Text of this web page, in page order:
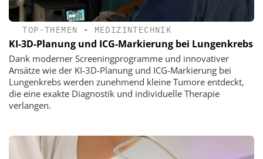
TOP-THEMEN • MEDIZINTECHNIK
KI-3D-Planung und ICG-Markierung bei Lungenkrebs
Dank moderner Screeningprogramme und innovativer
Ansätze wie der KI-3D-Planung und ICG-Markierung bei
Lungenkrebs werden zunehmend kleine Tumore entdeckt,
die eine exakte Diagnostik und individuelle Therapie
verlangen.